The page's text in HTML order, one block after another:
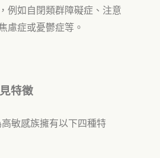
例如自閉類群障礙症、注意
慮症或憂鬱症等 。
特徵
敏感族擁有以下四種特